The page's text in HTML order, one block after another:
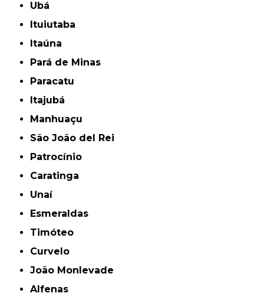
Ubá
Ituiutaba
Itaúna
Pará de Minas
Paracatu
Itajubá
Manhuaçu
São João del Rei
Patrocínio
Caratinga
Unaí
Esmeraldas
Timóteo
Curvelo
João Monlevade
Alfenas